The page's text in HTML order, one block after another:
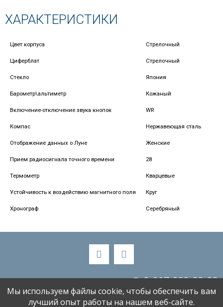
ХАРАКТЕРИСТИКИ
Цвет корпуса Стрелочный
Циферблат Стрелочный
Стекло Япония
Барометр\альтиметр Кожаный
Включение-отключение звука кнопок WR
Компас Нержавеющая сталь
Отображение данных о Луне Женские
Прием радиосигнала точного времени 28
Термометр Кварцевые
Устойчивость к воздействию магнитного поля Круг
Хронограф Серебряный
8-917-988-88-33
alenaski58@bk.ru
Мы используем файлы cookie, чтобы обеспечить вам
лучший опыт работы на нашем веб-сайте.